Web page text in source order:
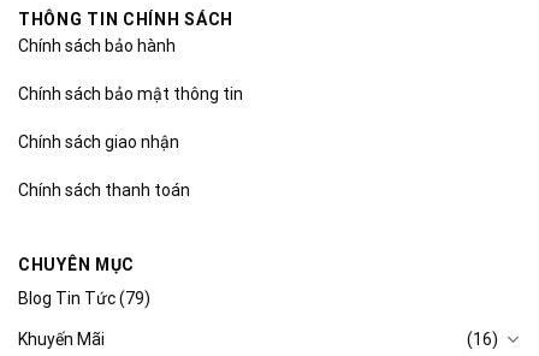
THÔNG TIN CHÍNH SÁCH
Chính sách bảo hành
Chính sách bảo mật thông tin
Chính sách giao nhận
Chính sách thanh toán
CHUYÊN MỤC
Blog Tin Tức(79)
Khuyến Mãi (16)